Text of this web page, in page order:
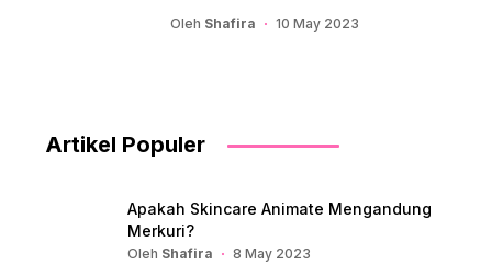
Oleh Shafira 10 May 2023
Artikel Populer
Apakah Skincare Animate Mengandung
Merkuri?
Oleh Shafira 8 May 2023